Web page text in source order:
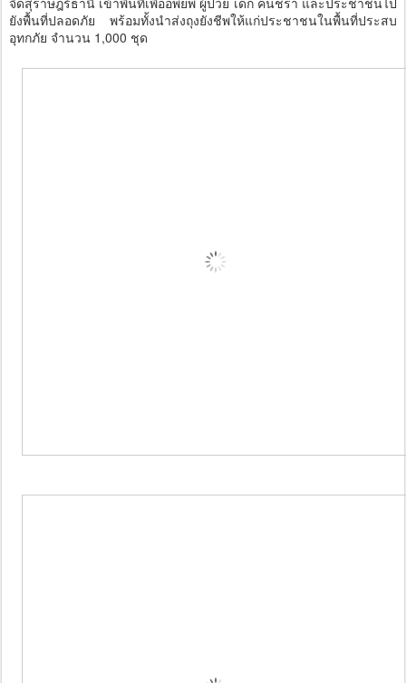
ยังพื้นที่ปลอดภัย พร้อมทั้งนำส่งถุงยังชีพให้แก่ประชาชนในพื้นที่ประสบ
อุทกภัย จำนวน 1,000 ชุด